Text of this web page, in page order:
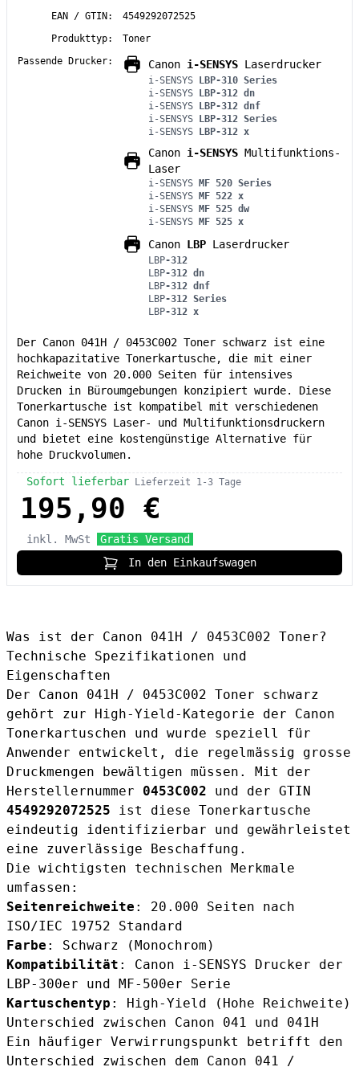
EAN / GTIN:
4549292072525
Produkttyp:
Toner
Passende Drucker:
Canon i-SENSYS Laserdrucker
i-SENSYS LBP-310 Series
i-SENSYS LBP-312 dn
i-SENSYS LBP-312 dnf
i-SENSYS LBP-312 Series
i-SENSYS LBP-312 x
Canon i-SENSYS Multifunktions-
Laser
i-SENSYS MF 520 Series
i-SENSYS MF 522 x
i-SENSYS MF 525 dw
i-SENSYS MF 525 x
Canon LBP Laserdrucker
LBP-312
LBP-312 dn
LBP-312 dnf
LBP-312 Series
LBP-312 x
Der Canon 041H / 0453C002 Toner schwarz ist eine
hochkapazitative Tonerkartusche, die mit einer
Reichweite von 20.000 Seiten für intensives
Drucken in Büroumgebungen konzipiert wurde. Diese
Tonerkartusche ist kompatibel mit verschiedenen
Canon i-SENSYS Laser- und Multifunktionsdruckern
und bietet eine kostengünstige Alternative für
hohe Druckvolumen.
Sofort lieferbar Lieferzeit 1-3 Tage
195,90 €
inkl. MwSt
Gratis Versand
In den Einkaufswagen
Was ist der Canon 041H / 0453C002 Toner?
Technische Spezifikationen und
Eigenschaften
Der Canon 041H / 0453C002 Toner schwarz
gehört zur High-Yield-Kategorie der Canon
Tonerkartuschen und wurde speziell für
Anwender entwickelt, die regelmässig grosse
Druckmengen bewältigen müssen. Mit der
Herstellernummer 0453C002 und der GTIN
4549292072525 ist diese Tonerkartusche
eindeutig identifizierbar und gewährleistet
eine zuverlässige Beschaffung.
Die wichtigsten technischen Merkmale
umfassen:
Seitenreichweite : 20.000 Seiten nach
ISO/IEC 19752 Standard
Farbe : Schwarz (Monochrom)
Kompatibilität : Canon i-SENSYS Drucker der
LBP-300er und MF-500er Serie
Kartuschentyp : High-Yield (Hohe Reichweite)
Unterschied zwischen Canon 041 und 041H
Ein häufiger Verwirrungspunkt betrifft den
Unterschied zwischen dem Canon 041 /